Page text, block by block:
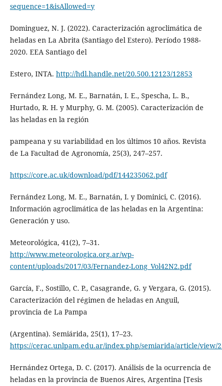
sequence=1&isAllowed=y
Dominguez, N. J. (2022). Caracterización agroclimática de
heladas en La Abrita (Santiago del Estero). Período 1988-
2020. EEA Santiago del
Estero, INTA. http://hdl.handle.net/20.500.12123/12853
Fernández Long, M. E., Barnatán, I. E., Spescha, L. B.,
Hurtado, R. H. y Murphy, G. M. (2005). Caracterización de
las heladas en la región
pampeana y su variabilidad en los últimos 10 años. Revista
de La Facultad de Agronomía, 25(3), 247–257.
https://core.ac.uk/download/pdf/144235062.pdf
Fernández Long, M. E., Barnatán, I. y Dominici, C. (2016).
Información agroclimática de las heladas en la Argentina:
Generación y uso.
Meteorológica, 41(2), 7–31.
http://www.meteorologica.org.ar/wp-
content/uploads/2017/03/Fernandez-Long_Vol42N2.pdf
García, F., Sostillo, C. P., Casagrande, G. y Vergara, G. (2015).
Caracterización del régimen de heladas en Anguil,
provincia de La Pampa
(Argentina). Semiárida, 25(1), 17–23.
https://cerac.unlpam.edu.ar/index.php/semiarida/article/view/
Hernández Ortega, D. C. (2017). Análisis de la ocurrencia de
heladas en la provincia de Buenos Aires, Argentina [Tesis